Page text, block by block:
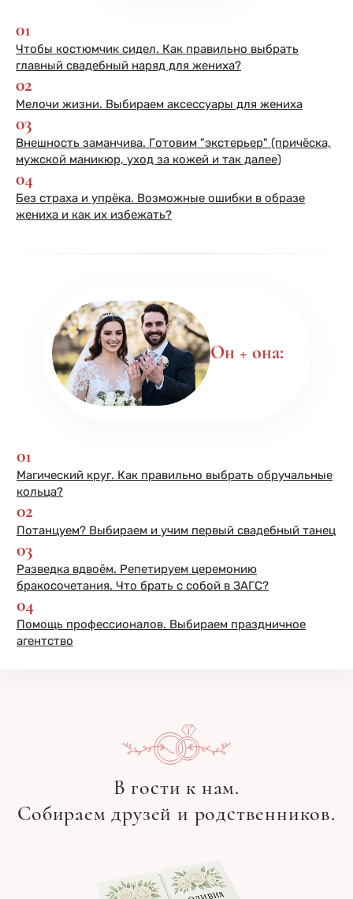
01
Чтобы костюмчик сидел. Как правильно выбрать
главный свадебный наряд для жениха?
02
Мелочи жизни. Выбираем аксессуары для жениха
03
Внешность заманчива. Готовим "экстерьер" (причёска,
мужской маникюр, уход за кожей и так далее)
04
Без страха и упрёка. Возможные ошибки в образе
жениха и как их избежать?
Он + она:
01
Магический круг. Как правильно выбрать обручальные
кольца?
02
Потанцуем? Выбираем и учим первый свадебный танец
03
Разведка вдвоём. Репетируем церемонию
бракосочетания. Что брать с собой в ЗАГС?
04
Помощь профессионалов. Выбираем праздничное
агентство
В гости к нам.
Собираем друзей и родственников.